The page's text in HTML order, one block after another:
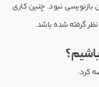
بازنویسی نبود. چنین کاری
گرفته شده باشد.
باشیم؟
کرد: